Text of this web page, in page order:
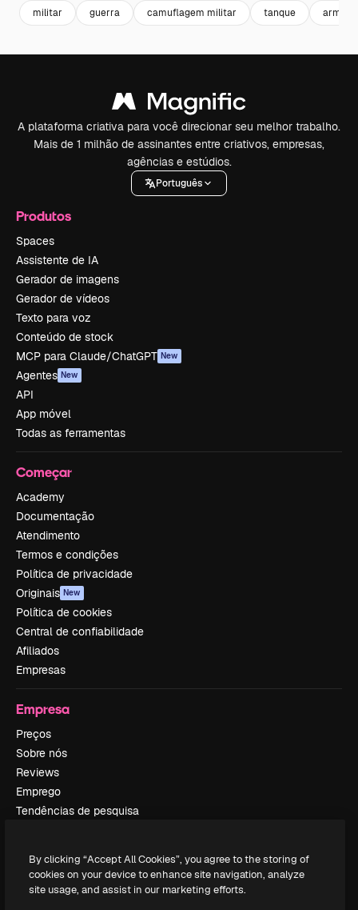
militar guerra camuflagem militar tanque arma
A plataforma criativa para você direcionar seu melhor trabalho.
Mais de 1 milhão de assinantes entre criativos, empresas,
agências e estúdios.
Português
Produtos
Spaces
Assistente de IA
Gerador de imagens
Gerador de vídeos
Texto para voz
Conteúdo de stock
MCP para Claude/ChatGPT New
Agentes New
API
App móvel
Todas as ferramentas
Começar
Academy
Documentação
Atendimento
Termos e condições
Política de privacidade
Originais New
Política de cookies
Central de confiabilidade
Afiliados
Empresas
Empresa
Preços
Sobre nós
Reviews
Emprego
Tendências de pesquisa
Slidesgo
Vender conteúdo
By clicking “Accept All Cookies”, you agree to the storing of
cookies on your device to enhance site navigation, analyze
site usage, and assist in our marketing efforts.